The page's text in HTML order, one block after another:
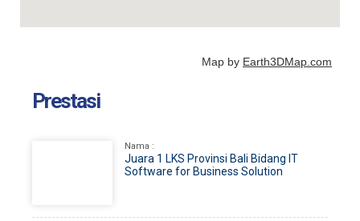
Map by Earth3DMap.com
Prestasi
Nama :
Juara 1 LKS Provinsi Bali Bidang IT
Software for Business Solution